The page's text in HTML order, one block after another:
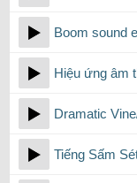
Boom sound
Hiệu ứng âm
Dramatic
Tiếng Sấm